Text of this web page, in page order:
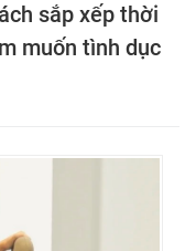
sắp xếp thời
muốn tình dục